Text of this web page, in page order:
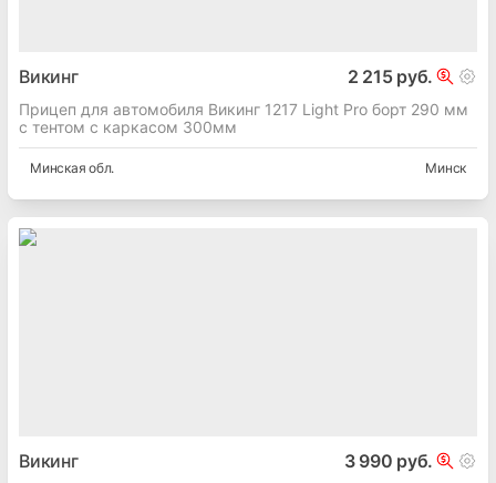
Викинг 2 215 руб.
Прицеп для автомобиля Викинг 1217 Light Pro борт 290 мм
с тентом с каркасом 300мм
Минская обл. Минск
Викинг 3 990 руб.